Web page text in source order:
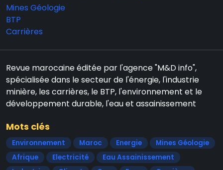
Mines Géologie
BTP
Carrières
Revue marocaine éditée par l'agence "M&D info",
spécialisée dans le secteur de l'énergie, l'industrie
minière, les carrières, le BTP, l'environnement et le
développement durable, l'eau et assainissement
Mots clés
Environnement Maroc Energie
Mines Géologie
Afrique
Electricité
Eau Assainissement